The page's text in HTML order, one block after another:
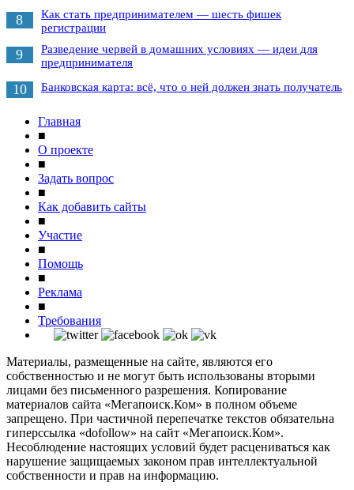
8
Как стать предпринимателем — шесть фишек
регистрации
9
Разведение червей в домашних условиях — идеи для
предпринимателя
10 Банковская карта: всё, что о ней должен знать получатель
Главная
■
О проекте
■
Задать вопрос
■
Как добавить сайты
■
Участие
■
Помощь
■
Реклама
■
Требования
Материалы, размещенные на сайте, являются его
собственностью и не могут быть использованы вторыми
лицами без письменного разрешения. Копирование
материалов сайта «Мегапоиск.Ком» в полном объеме
запрещено. При частичной перепечатке текстов обязательна
гиперссылка «dofollow» на сайт «Мегапоиск.Ком».
Несоблюдение настоящих условий будет расцениваться как
нарушение защищаемых законом прав интеллектуальной
собственности и прав на информацию.